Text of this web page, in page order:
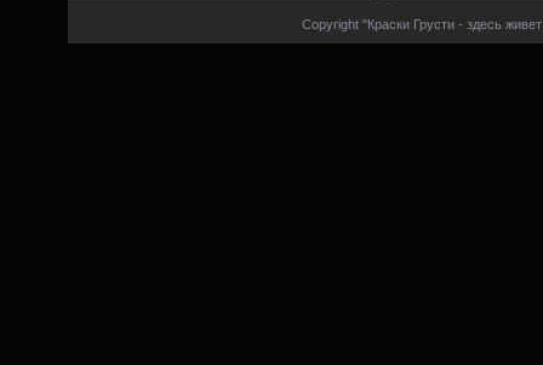
Copyright "Краски Грусти - здесь